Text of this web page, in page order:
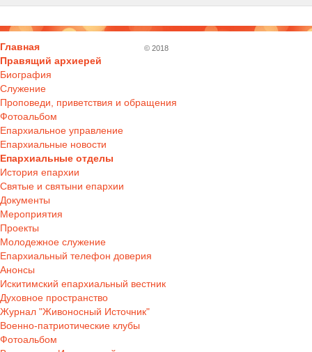
Главная
Правящий архиерей
Биография
Служение
Проповеди, приветствия и обращения
Фотоальбом
Епархиальное управление
Епархиальные новости
Епархиальные отделы
История епархии
Святые и святыни епархии
Документы
Мероприятия
Проекты
Молодежное служение
Епархиальный телефон доверия
Анонсы
Искитимский епархиальный вестник
Духовное пространство
Журнал "Живоносный Источник"
Военно-патриотические клубы
Фотоальбом
© 2018